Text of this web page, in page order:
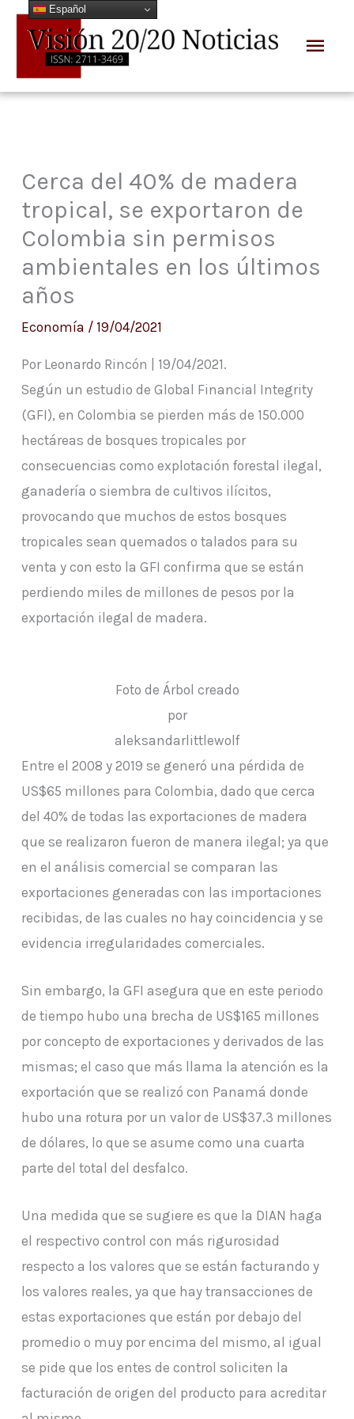
contenido
Cerca del 40% de madera
tropical, se exportaron de
Colombia sin permisos
ambientales en los últimos
años
Economía / 19/04/2021
Por Leonardo Rincón | 19/04/2021.
Según un estudio de Global Financial Integrity
(GFI), en Colombia se pierden más de 150.000
hectáreas de bosques tropicales por
consecuencias como explotación forestal ilegal,
ganadería o siembra de cultivos ilícitos,
provocando que muchos de estos bosques
tropicales sean quemados o talados para su
venta y con esto la GFI confirma que se están
perdiendo miles de millones de pesos por la
exportación ilegal de madera.
Foto de Árbol creado
por
aleksandarlittlewolf
Entre el 2008 y 2019 se generó una pérdida de
US$65 millones para Colombia, dado que cerca
del 40% de todas las exportaciones de madera
que se realizaron fueron de manera ilegal; ya que
en el análisis comercial se comparan las
exportaciones generadas con las importaciones
recibidas, de las cuales no hay coincidencia y se
evidencia irregularidades comerciales.
Sin embargo, la GFI asegura que en este periodo
de tiempo hubo una brecha de US$165 millones
por concepto de exportaciones y derivados de las
mismas; el caso que más llama la atención es la
exportación que se realizó con Panamá donde
hubo una rotura por un valor de US$37.3 millones
de dólares, lo que se asume como una cuarta
parte del total del desfalco.
Una medida que se sugiere es que la DIAN haga
el respectivo control con más rigurosidad
respecto a los valores que se están facturando y
los valores reales, ya que hay transacciones de
estas exportaciones que están por debajo del
promedio o muy por encima del mismo, al igual
se pide que los entes de control soliciten la
facturación de origen del producto para acreditar
Español